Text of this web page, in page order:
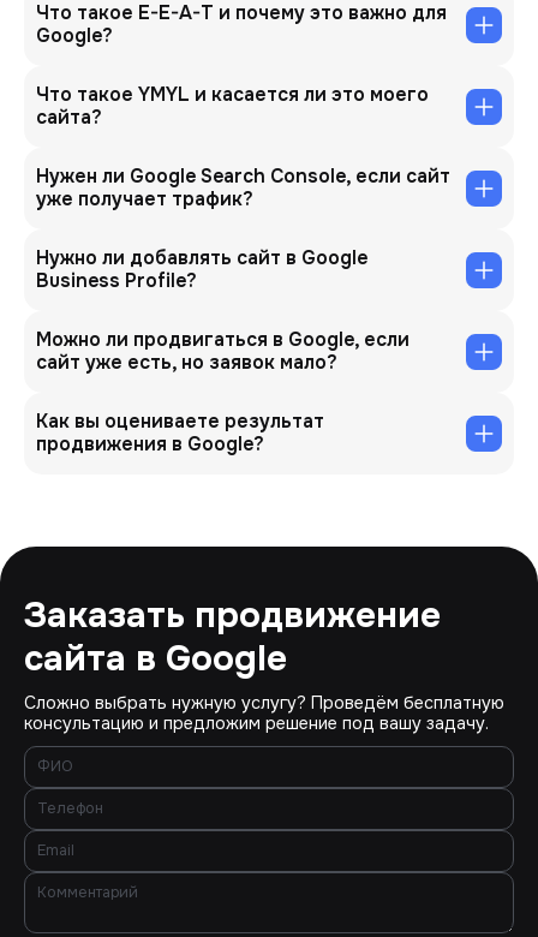
Что такое E-E-A-T и почему это важно для
Google?
Что такое YMYL и касается ли это моего
сайта?
Нужен ли Google Search Console, если сайт
уже получает трафик?
Нужно ли добавлять сайт в Google
Business Profile?
Можно ли продвигаться в Google, если
сайт уже есть, но заявок мало?
Как вы оцениваете результат
продвижения в Google?
Заказать продвижение
сайта в Google
Сложно выбрать нужную услугу? Проведём бесплатную
консультацию и предложим решение под вашу задачу.